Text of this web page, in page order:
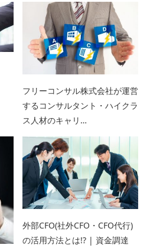
フリーコンサル株式会社が運営
するコンサルタント・ハイクラ
ス人材のキャリ…
外部CFO(社外CFO・CFO代行)
の活用方法とは!? | 資金調達